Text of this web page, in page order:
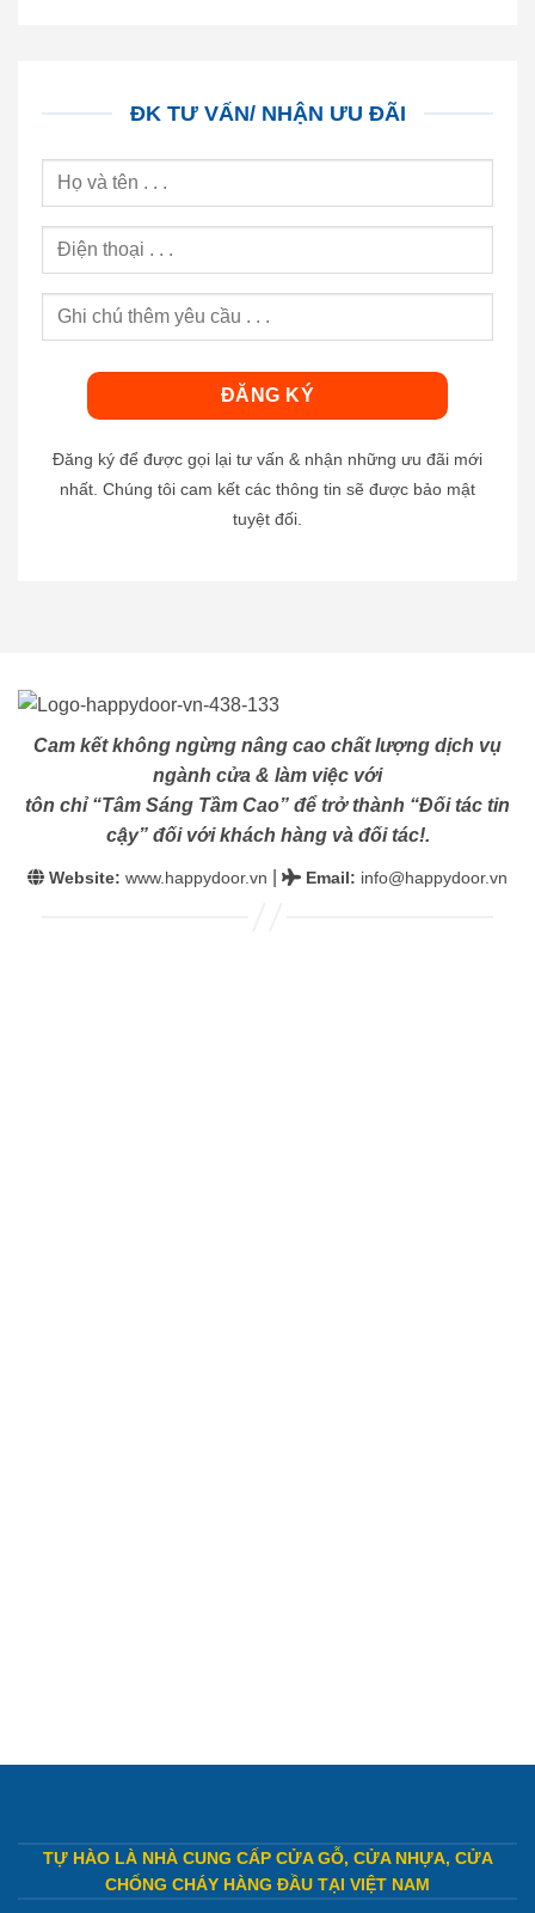
ĐK TƯ VẤN/ NHẬN ƯU ĐÃI
Đăng ký để được gọi lại tư vấn & nhận những ưu đãi mới
nhất. Chúng tôi cam kết các thông tin sẽ được bảo mật
tuyệt đối.
Cam kết không ngừng nâng cao chất lượng dịch vụ
ngành cửa & làm việc với
tôn chỉ “Tâm Sáng Tầm Cao” để trở thành “Đối tác tin
cậy” đối với khách hàng và đối tác!.
Website: www.happydoor.vn Email: info@happydoor.vn
TỰ HÀO LÀ NHÀ CUNG CẤP CỬA GỖ, CỬA NHỰA, CỬA
CHỐNG CHÁY HÀNG ĐẦU TẠI VIỆT NAM